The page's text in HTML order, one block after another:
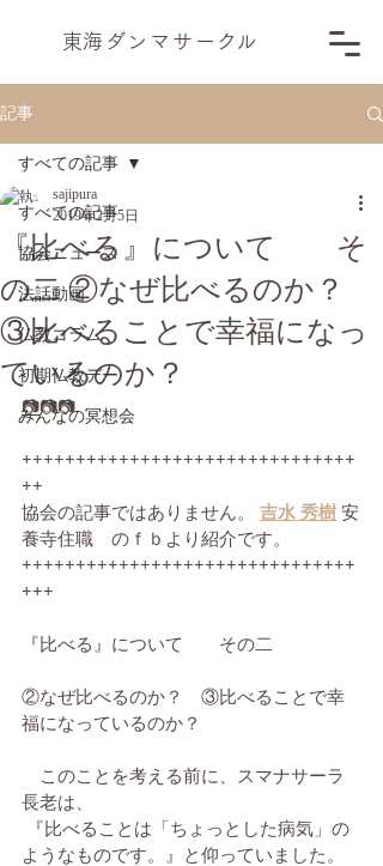
​東海ダンマサー ク ル
記事
すべての記事
協会ニュース
法話動画
仏教コラム
初期仏教デー
みんなの冥想会
すべての記事
『比べる』について そ
の二 ②なぜ比べるのか？
③比べることで幸福になっ
ているのか？
sajipura
2019年2月5日
📷📷📷
+++++++++++++++++++++++++++++++
++
協会の記事ではありません。 吉水 秀樹 安
養寺住職　のｆｂより紹介です。
+++++++++++++++++++++++++++++++
+++
『比べる』について　　その二
②なぜ比べるのか？　③比べることで幸
福になっているのか？
このことを考える前に、スマナサーラ
長老は、
ようなものです。』と仰っていました。